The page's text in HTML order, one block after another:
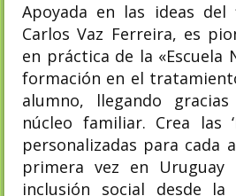
Apoyada en las ideas del
Carlos Vaz Ferreira, es
en práctica de la «Escuela
formación en el
alumno, llegando
núcleo familiar. Crea las
personalizadas para cada
primera vez en
inclusión social desde la